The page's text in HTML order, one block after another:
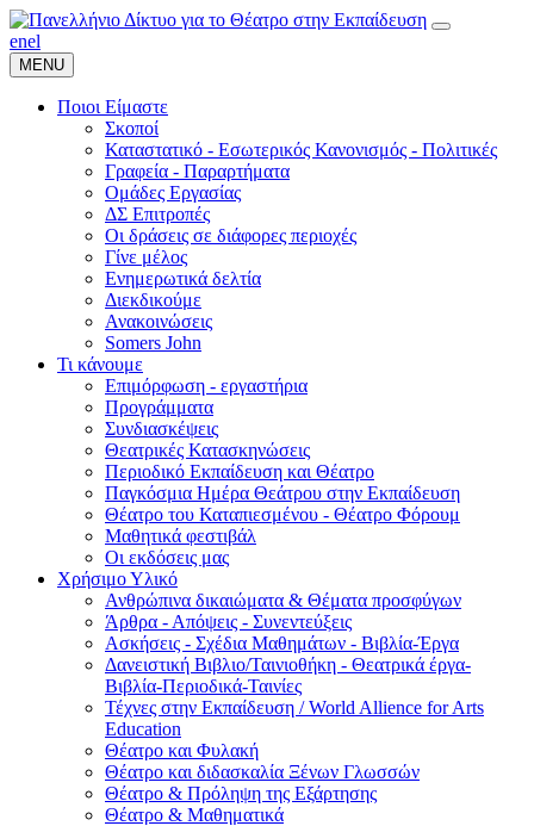
enel
MENU
Ποιοι Είμαστε
Σκοποί
Καταστατικό - Εσωτερικός Κανονισμός - Πολιτικές
Γραφεία - Παραρτήματα
Ομάδες Εργασίας
ΔΣ Επιτροπές
Οι δράσεις σε διάφορες περιοχές
Γίνε μέλος
Ενημερωτικά δελτία
Διεκδικούμε
Ανακοινώσεις
Somers John
Τι κάνουμε
Επιμόρφωση - εργαστήρια
Προγράμματα
Συνδιασκέψεις
Θεατρικές Κατασκηνώσεις
Περιοδικό Εκπαίδευση και Θέατρο
Παγκόσμια Ημέρα Θεάτρου στην Εκπαίδευση
Θέατρο του Καταπιεσμένου - Θέατρο Φόρουμ
Μαθητικά φεστιβάλ
Οι εκδόσεις μας
Χρήσιμο Υλικό
Ανθρώπινα δικαιώματα & Θέματα προσφύγων
Άρθρα - Απόψεις - Συνεντεύξεις
Ασκήσεις - Σχέδια Μαθημάτων - Βιβλία-Έργα
Δανειστική Βιβλιο/Ταινιοθήκη - Θεατρικά έργα-
Βιβλία-Περιοδικά-Ταινίες
Τέχνες στην Εκπαίδευση / World Allience for Arts
Education
Θέατρο και Φυλακή
Θέατρο και διδασκαλία Ξένων Γλωσσών
Θέατρο & Πρόληψη της Εξάρτησης
Θέατρο & Μαθηματικά